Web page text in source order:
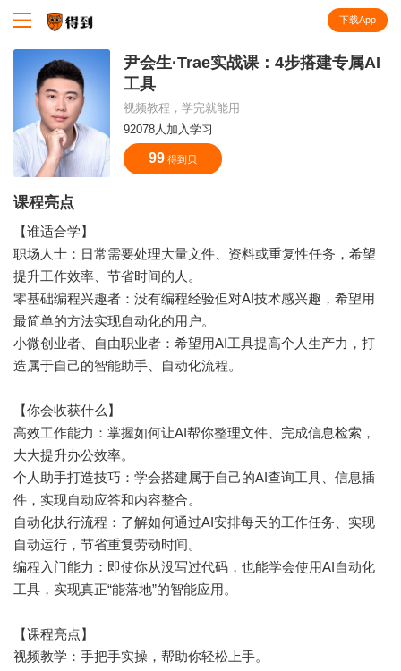
下载App
尹会生·Trae实战课：4步搭建专属AI
工具
视频教程，学完就能用
92078人加入学习
99 得到贝
课程亮点
【谁适合学】
职场人士：日常需要处理大量文件、资料或重复性任务，希望
提升工作效率、节省时间的人。
零基础编程兴趣者：没有编程经验但对AI技术感兴趣，希望用
最简单的方法实现自动化的用户。
小微创业者、自由职业者：希望用AI工具提高个人生产力，打
造属于自己的智能助手、自动化流程。
【你会收获什么】
高效工作能力：掌握如何让AI帮你整理文件、完成信息检索，
大大提升办公效率。
个人助手打造技巧：学会搭建属于自己的AI查询工具、信息插
件，实现自动应答和内容整合。
自动化执行流程：了解如何通过AI安排每天的工作任务、实现
自动运行，节省重复劳动时间。
编程入门能力：即使你从没写过代码，也能学会使用AI自动化
工具，实现真正“能落地”的智能应用。
【课程亮点】
视频教学：手把手实操，帮助你轻松上手。